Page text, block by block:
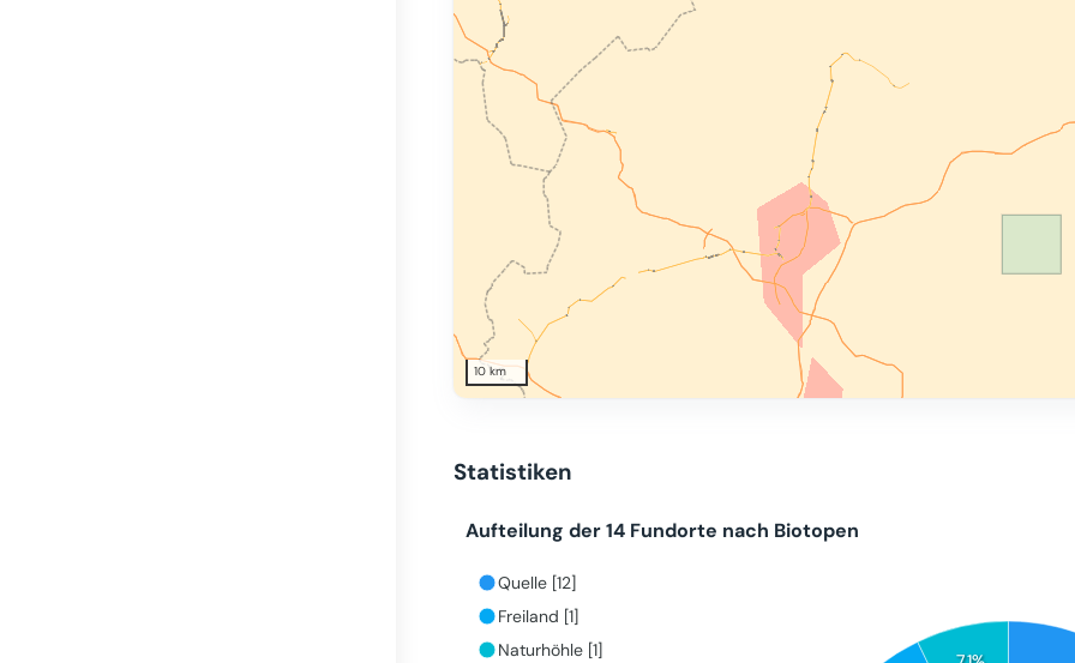
10 km
Statistiken
Aufteilung der 14 Fundorte nach Biotopen
Quelle [12]
Freiland [1]
Naturhöhle [1]